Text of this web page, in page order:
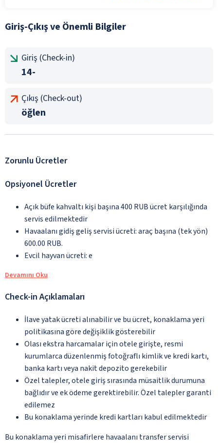
Giriş-Çıkış ve Önemli Bilgiler
Giriş (Check-in)
14-
Çıkış (Check-out)
öğlen
Zorunlu Ücretler
Opsiyonel Ücretler
Açık büfe kahvaltı kişi başına 400 RUB ücret karşılığında
servis edilmektedir
Havaalanı gidiş geliş servisi ücreti: araç başına (tek yön)
600.00 RUB.
Evcil hayvan ücreti: e
Devamını Oku
Check-in Açıklamaları
İlave yatak ücreti alınabilir ve bu ücret, konaklama yeri
politikasına göre değişiklik gösterebilir
Olası ekstra harcamalar için otele girişte, resmi
kurumlarca düzenlenmiş fotoğraflı kimlik ve kredi kartı,
banka kartı veya nakit depozito gerekebilir
Özel talepler, otele giriş sırasında müsaitlik durumuna
bağlıdır ve ek ödeme gerektirebilir. Özel talepler garanti
edilemez
Bu konaklama yerinde kredi kartları kabul edilmektedir
Bu konaklama yeri misafirlere havaalanı transfer servisi